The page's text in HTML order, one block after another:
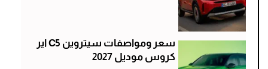
سعر ومواصفات سيتروين C5 اير
كروس موديل 2027